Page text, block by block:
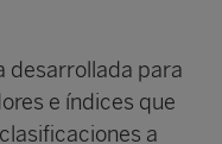
desarrollada para
e índices que
a